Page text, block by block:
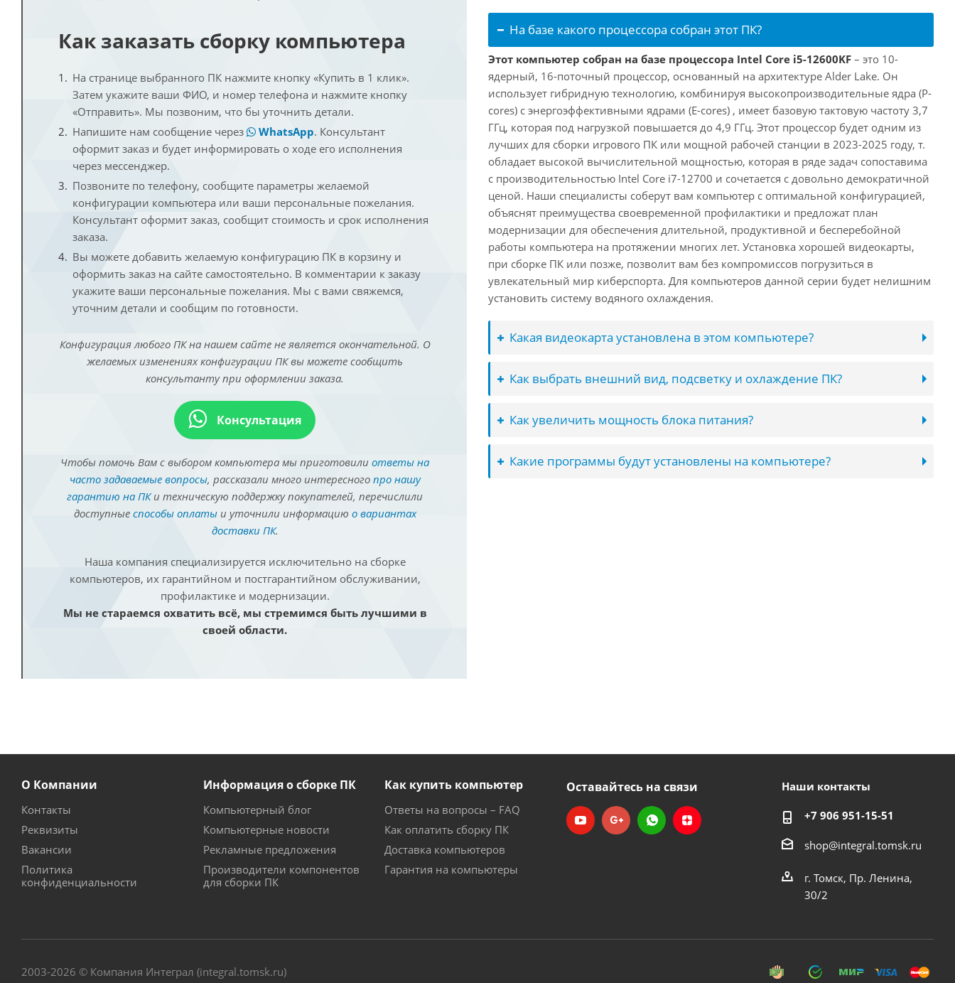
Как заказать сборку компьютера
На странице выбранного ПК нажмите кнопку «Купить в 1 клик».
Затем укажите ваши ФИО, и номер телефона и нажмите кнопку
«Отправить». Мы позвоним, что бы уточнить детали.
Напишите нам сообщение через
WhatsApp. Консультант
оформит заказ и будет информировать о ходе его исполнения
через мессенджер.
Позвоните по телефону, сообщите параметры желаемой
конфигурации компьютера или ваши персональные пожелания.
Консультант оформит заказ, сообщит стоимость и срок исполнения
заказа.
Вы можете добавить желаемую конфигурацию ПК в корзину и
оформить заказ на сайте самостоятельно. В комментарии к заказу
укажите ваши персональные пожелания. Мы с вами свяжемся,
уточним детали и сообщим по готовности.
Конфигурация любого ПК на нашем сайте не является окончательной. О
желаемых изменениях конфигурации ПК вы можете сообщить
консультанту при оформлении заказа.
Консультация
Чтобы помочь Вам с выбором компьютера мы приготовили ответы на
часто задаваемые вопросы, рассказали много интересного про нашу
гарантию на ПКи техническую поддержку покупателей, перечислили
доступные способы оплатыи уточнили информацию о вариантах
доставки ПК.
Наша компания специализируется исключительно на сборке
компьютеров, их гарантийном и постгарантийном обслуживании,
профилактике и модернизации.
Мы не стараемся охватить всё, мы стремимся быть лучшими в
своей области.
На базе какого процессора собран этот ПК?
Этот компьютер собран на базе процессора Intel Core i5-12600KF – это 10-
ядерный, 16-поточный процессор, основанный на архитектуре Alder Lake. Он
использует гибридную технологию, комбинируя высокопроизводительные ядра (P-
cores) с энергоэффективными ядрами (E-cores) , имеет базовую тактовую частоту 3,7
ГГц, которая под нагрузкой повышается до 4,9 ГГц. Этот процессор будет одним из
лучших для сборки игрового ПК или мощной рабочей станции в 2023-2025 году, т.
обладает высокой вычислительной мощностью, которая в ряде задач сопоставима
с производительностью Intel Core i7-12700 и сочетается с довольно демократичной
ценой. Наши специалисты соберут вам компьютер с оптимальной конфигурацией,
объяснят преимущества своевременной профилактики и предложат план
модернизации для обеспечения длительной, продуктивной и бесперебойной
работы компьютера на протяжении многих лет. Установка хорошей видеокарты,
при сборке ПК или позже, позволит вам без компромиссов погрузиться в
увлекательный мир киберспорта. Для компьютеров данной серии будет нелишним
установить систему водяного охлаждения.
Какая видеокарта установлена в этом компьютере?
Как выбрать внешний вид, подсветку и охлаждение ПК?
Как увеличить мощность блока питания?
Какие программы будут установлены на компьютере?
О Компании
Контакты
Реквизиты
Вакансии
Политика
конфиденциальности
Информация о сборке ПК
Компьютерный блог
Компьютерные новости
Рекламные предложения
Производители компонентов
для сборки ПК
Как купить компьютер
Ответы на вопросы – FAQ
Как оплатить сборку ПК
Доставка компьютеров
Гарантия на компьютеры
Оставайтесь на связи Наши контакты
+7 906 951-15-51
shop@integral.tomsk.ru
г. Томск, Пр. Ленина,
30/2
2003-2026 © Компания Интеграл (integral.tomsk.ru)